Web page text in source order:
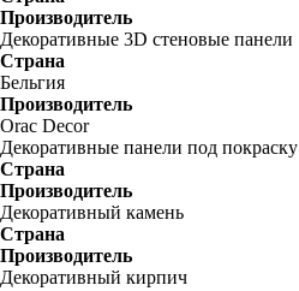
Производитель
Декоративные 3D стеновые панели
Страна
Бельгия
Производитель
Orac Decor
Декоративные панели под покраску
Страна
Производитель
Декоративный камень
Страна
Производитель
Декоративный кирпич